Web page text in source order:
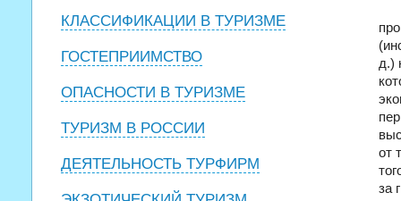
КЛАССИФИКАЦИИ В ТУРИЗМЕ
ГОСТЕПРИИМСТВО
ОПАСНОСТИ В ТУРИЗМЕ
ТУРИЗМ В РОССИИ
ДЕЯТЕЛЬНОСТЬ ТУРФИРМ
д.)
от
за